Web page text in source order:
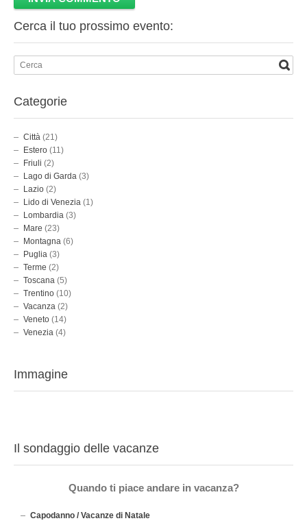
Cerca il tuo prossimo evento:
Categorie
Città (21)
Estero (11)
Friuli (2)
Lago di Garda (3)
Lazio (2)
Lido di Venezia (1)
Lombardia (3)
Mare (23)
Montagna (6)
Puglia (3)
Terme (2)
Toscana (5)
Trentino (10)
Vacanza (2)
Veneto (14)
Venezia (4)
Immagine
Il sondaggio delle vacanze
Quando ti piace andare in vacanza?
Capodanno / Vacanze di Natale